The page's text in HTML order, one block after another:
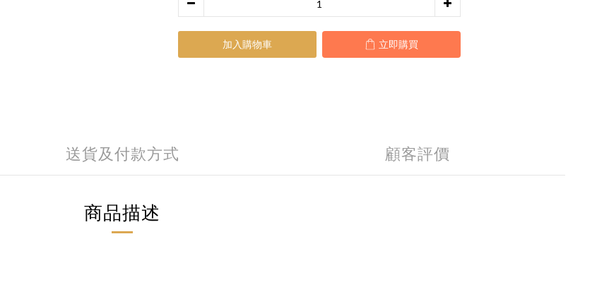
加入購物車 立即購買
送貨及付款方式 顧客評價
商品描述